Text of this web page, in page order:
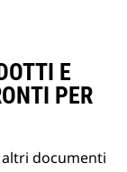
E
PER
documenti